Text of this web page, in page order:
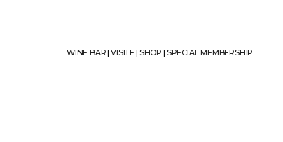
WINE BAR| VISITE| SHOP | SPECIAL MEMBERSHIP